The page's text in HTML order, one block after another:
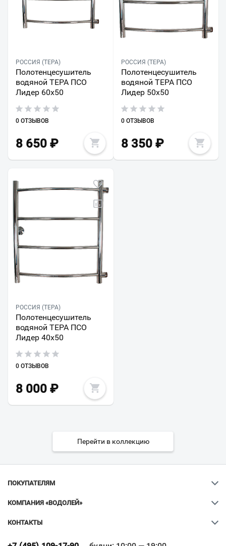
РОССИЯ (ТЕРА)
Полотенцесушитель
водяной ТЕРА ПСО
Лидер 60х50
0 ОТЗЫВОВ
8 650 ₽
РОССИЯ (ТЕРА)
Полотенцесушитель
водяной ТЕРА ПСО
Лидер 50х50
0 ОТЗЫВОВ
8 350₽
РОССИЯ (ТЕРА)
Полотенцесушитель
водяной ТЕРА ПСО
Лидер 40х50
0 ОТЗЫВОВ
8 000 ₽
Перейти в коллекцию
ПОКУПАТЕЛЯМ
КОМПАНИЯ «ВОДОЛЕЙ»
КОНТАКТЫ